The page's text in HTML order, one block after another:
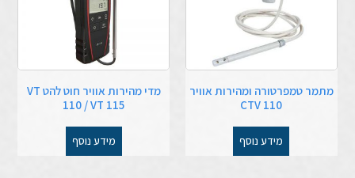
מתמר טמפרטורה ומהירות אוויר
CTV 110
מידע נוסף
מדי מהירות אוויר חוט להט VT
110 / VT 115
מידע נוסף